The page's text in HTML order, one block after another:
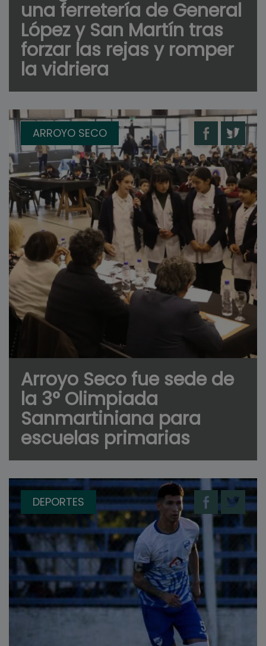
una ferretería de General
López y San Martín tras
forzar las rejas y romper
la vidriera
ARROYO SECO
Arroyo Seco fue sede de
la 3° Olimpiada
Sanmartiniana para
escuelas primarias
DEPORTES